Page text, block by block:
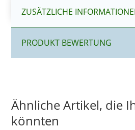
ZUSÄTZLICHE
PRODUKT BEWERTUNG
Ähnliche Artikel, die
könnten